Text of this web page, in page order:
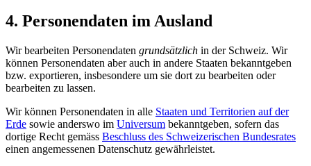
4. Personendaten im Ausland
Wir bearbeiten Personendaten grundsätzlich in der Schweiz. Wir
können Personendaten aber auch in andere Staaten bekanntgeben
bzw. exportieren, insbesondere um sie dort zu bearbeiten oder
bearbeiten zu lassen.
Wir können Personendaten in alle Staaten und Territorien auf der
Erde sowie anderswo im Universum bekanntgeben, sofern das
dortige Recht gemäss Beschluss des Schweizerischen Bundesrates
einen angemessenen Datenschutz gewährleistet.